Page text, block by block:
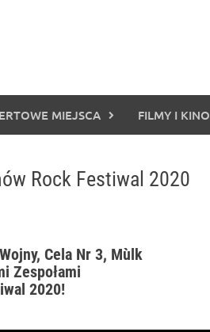
MIEJSCA FILMY I KINO
Rock Festiwal 2020
Cela Nr 3, Mùlk
Zespołami
2020!